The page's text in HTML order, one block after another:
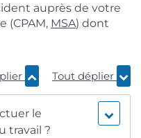
auprès de votre
(CPAM, MSA) dont
Tout déplier
le
travail ?